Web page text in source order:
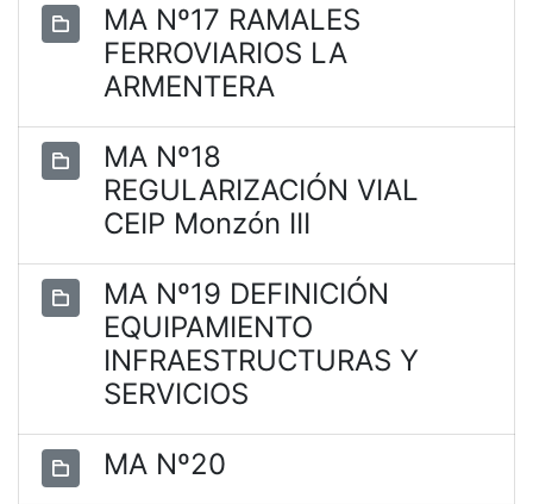
MA Nº17 RAMALES
FERROVIARIOS LA
ARMENTERA
MA Nº18
REGULARIZACIÓN VIAL
CEIP Monzón III
MA Nº19 DEFINICIÓN
EQUIPAMIENTO
INFRAESTRUCTURAS Y
SERVICIOS
MA Nº20